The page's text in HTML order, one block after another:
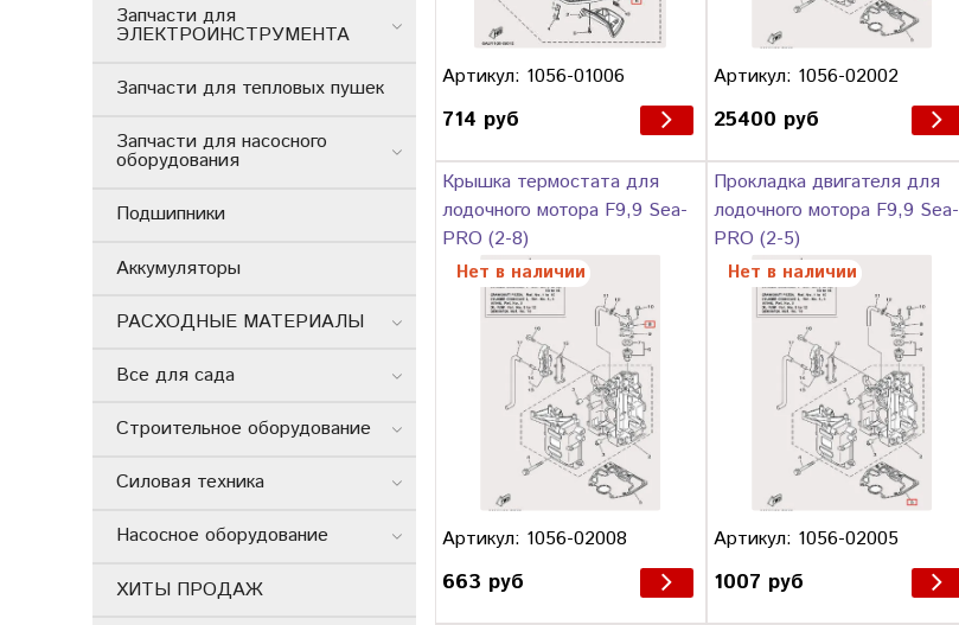
Артикул: 1056-01006
714 руб
Артикул: 1056-02002
25400 руб
Крышка термостата для
лодочного мотора F9,9 Sea-
PRO (2-8)
Нет в наличии
Артикул: 1056-02008
663 руб
Прокладка двигателя для
лодочного мотора F9,9 Sea-
PRO (2-5)
Нет в наличии
Артикул: 1056-02005
1007 руб
Запчасти для
ЭЛЕКТРОИНСТРУМЕНТА
Запчасти для тепловых пушек
Запчасти для насосного
оборудования
Подшипники
Аккумуляторы
РАСХОДНЫЕ МАТЕРИАЛЫ
Все для сада
Строительное оборудование
Силовая техника
Насосное оборудование
ХИТЫ ПРОДАЖ